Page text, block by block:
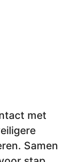
met
Samen